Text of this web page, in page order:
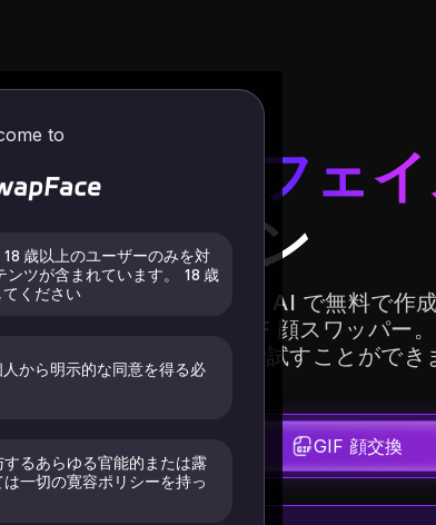
to
歳以上のユーザーのみを対
ツが含まれています。 18 歳
ください
から明示的な同意を得る必
るあらゆる官能的または露
一切の寛容ポリシーを持っ
の AI
GIF フェ
オンライン
いミームの顔交換 GIF を AI で無料で作成
サインアップ不要の GIF 顔スワッパー
ス スワップを完全無料で試すことができ
GIF 顔交換